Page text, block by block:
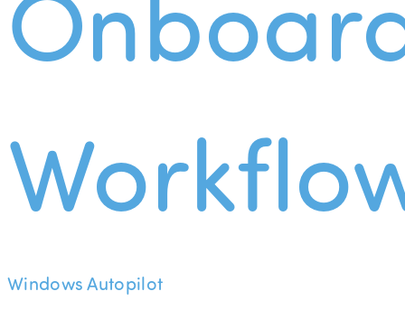
Windows Autopilot